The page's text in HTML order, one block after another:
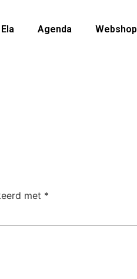
Agenda Webshop
met *